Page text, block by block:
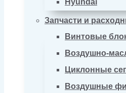
Hyundai
Запчасти и
Винтовые
Воздушно-
Циклонные
Воздушные